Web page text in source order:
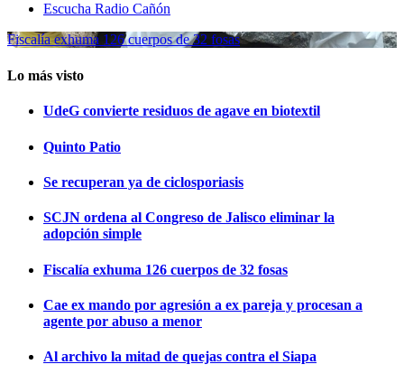
Escucha Radio Cañón
Fiscalía exhuma 126 cuerpos de 32 fosas
Lo más visto
UdeG convierte residuos de agave en biotextil
Quinto Patio
Se recuperan ya de ciclosporiasis
SCJN ordena al Congreso de Jalisco eliminar la
adopción simple
Fiscalía exhuma 126 cuerpos de 32 fosas
Cae ex mando por agresión a ex pareja y procesan a
agente por abuso a menor
Al archivo la mitad de quejas contra el Siapa